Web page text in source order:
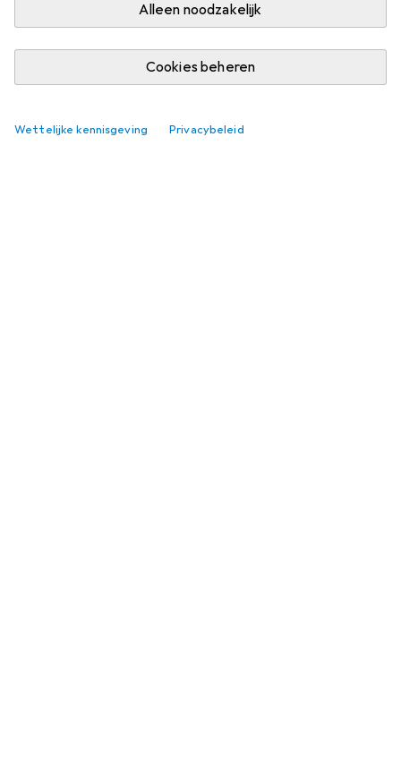
Alleen noodzakelijk
Cookies beheren
Wettelijke kennisgeving Privacybeleid